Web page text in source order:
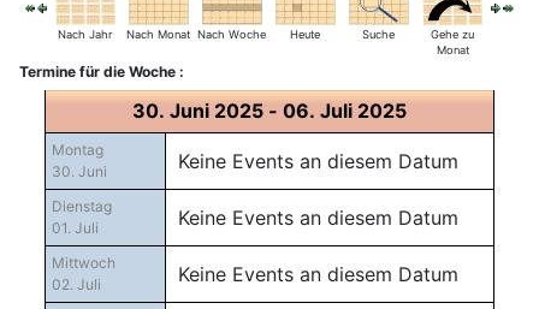
Nach Jahr Nach Monat Nach Woche Heute Suche
Gehe zu
Monat
Termine für die Woche :
30. Juni 2025 - 06. Juli 2025
Montag
30. Juni
Keine Events an diesem Datum
Dienstag
01. Juli
Keine Events an diesem Datum
Mittwoch
02. Juli
Keine Events an diesem Datum